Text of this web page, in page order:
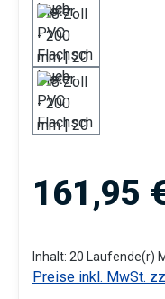
Regulärer Preis:
161,95
Inhalt: 20 Laufende(r)
Preise inkl. MwSt.